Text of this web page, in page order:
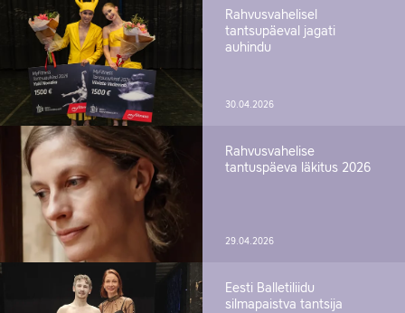
Rahvusvahelisel
tantsupäeval jagati
auhindu
30.04.2026
Rahvusvahelise
tantuspäeva läkitus 2026
29.04.2026
Eesti Balletiliidu
silmapaistva tantsija